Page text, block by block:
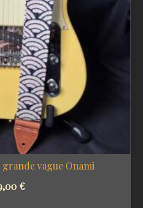
vague Onami
€